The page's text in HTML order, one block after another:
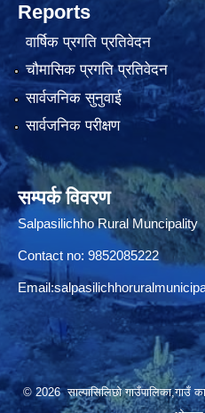
Reports
वार्षिक प्रगति प्रतिवेदन
चौमासिक प्रगति प्रतिवेदन
सार्वजनिक सुनुवाई
सार्वजनिक परीक्षण
सम्पर्क विवरण
Salpasilichho Rural Muncipality
Contact no: 9852085222
Email:
© 2026 साल्पासिलिछो गाउँपालिका,गाउँ